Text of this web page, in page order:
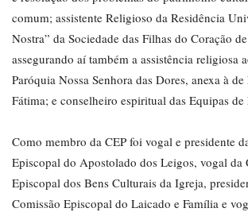
comum; assistente Religioso da Residência
Nostra” da Sociedade das Filhas do Coração
assegurando aí também a assistência religiosa
Paróquia Nossa Senhora das Dores, anexa à
Fátima; e conselheiro espiritual das Equipas de
Como membro da CEP foi vogal e presidente
Episcopal do Apostolado dos Leigos, vogal da
Episcopal dos Bens Culturais da Igreja,
Comissão Episcopal do Laicado e Família e